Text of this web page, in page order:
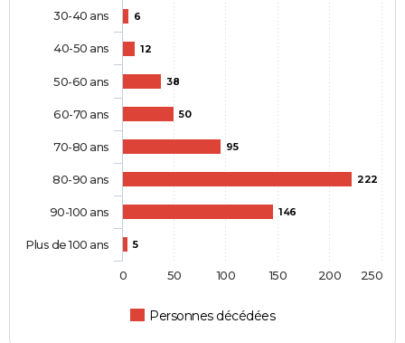
6
12
38
50
95
222
146
5
Personnes décédées
30-40 ans
40-50 ans
50-60 ans
60-70 ans
70-80 ans
80-90 ans
90-100 ans
Plus de 100 ans
0 50 100 150 200 250